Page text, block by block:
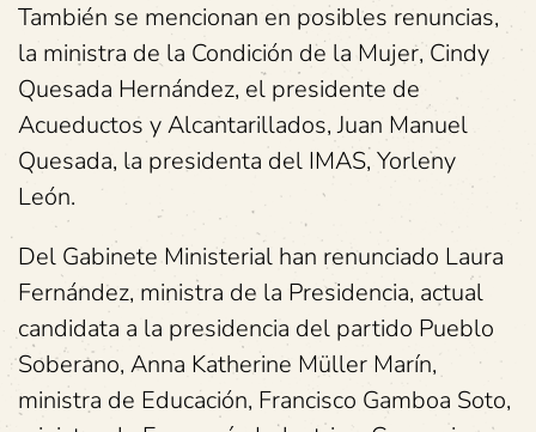
También se mencionan en posibles renuncias,
la ministra de la Condición de la Mujer, Cindy
Quesada Hernández, el presidente de
Acueductos y Alcantarillados, Juan Manuel
Quesada, la presidenta del IMAS, Yorleny
León.
Del Gabinete Ministerial han renunciado Laura
Fernández, ministra de la Presidencia, actual
candidata a la presidencia del partido Pueblo
Soberano, Anna Katherine Müller Marín,
ministra de Educación, Francisco Gamboa Soto,